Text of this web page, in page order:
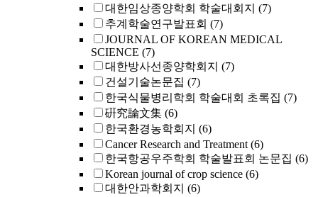
대한임상종양학회 학술대회지 (7)
추계학술연구발표회 (7)
JOURNAL OF KOREAN MEDICAL
SCIENCE (7)
대한방사선종양학회지 (7)
건설기술논문집 (7)
한국식물병리학회 학술대회 초록집 (7)
硏究論文集 (6)
한국환경농학회지 (6)
Cancer Research and Treatment (6)
한국항공우주학회 학술발표회 논문집 (6)
Korean journal of crop science (6)
대한안과학회지 (6)